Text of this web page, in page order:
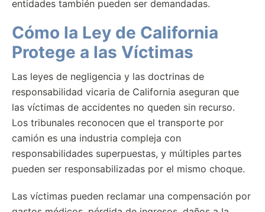
entidades también pueden ser demandadas.
Cómo la Ley de California
Protege a las Víctimas
Las leyes de negligencia y las doctrinas de
responsabilidad vicaria de California aseguran que
las víctimas de accidentes no queden sin recurso.
Los tribunales reconocen que el transporte por
camión es una industria compleja con
responsabilidades superpuestas, y múltiples partes
pueden ser responsabilizadas por el mismo choque.
Las víctimas pueden reclamar una compensación por